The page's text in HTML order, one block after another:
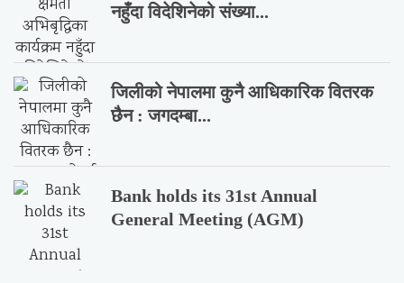
नहुँदा विदेशिनेको संख्या...
जिलीको नेपालमा कुनै आधिकारिक वितरक
छैन : जगदम्बा...
Bank holds its 31st Annual
General Meeting (AGM)